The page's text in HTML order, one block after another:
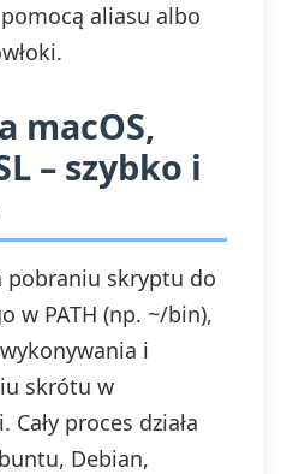
aliasu albo
macOS,
– szybko i
pobraniu skryptu do
w PATH (np. ~/bin),
i
skrótu w
proces działa
Debian,